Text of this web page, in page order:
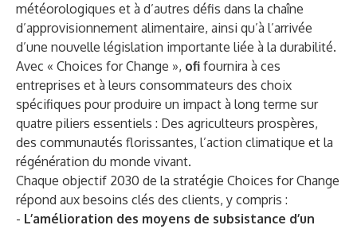
météorologiques et à d’autres défis dans la chaîne
d’approvisionnement alimentaire, ainsi qu’à l’arrivée
d’une nouvelle législation importante liée à la durabilité.
Avec « Choices for Change », ofi fournira à ces
entreprises et à leurs consommateurs des choix
spécifiques pour produire un impact à long terme sur
quatre piliers essentiels : Des agriculteurs prospères,
des communautés florissantes, l’action climatique et la
régénération du monde vivant.
Chaque objectif 2030 de la stratégie Choices for Change
répond aux besoins clés des clients, y compris :
- L’amélioration des moyens de subsistance d’un